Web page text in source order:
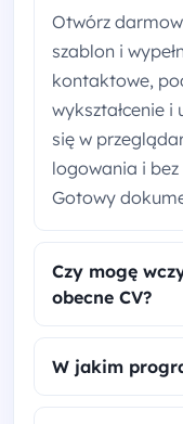
Otwórz
szablon i
kontaktowe,
wykształcenie
się w
logowania i
Gotowy
Czy mogę
obecne CV?
W jakim